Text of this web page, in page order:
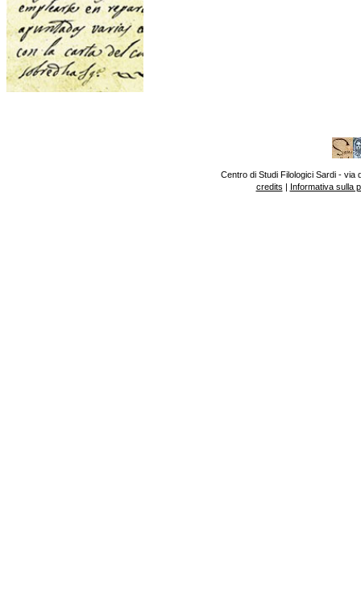
Centro di Studi Filologici Sardi - via
credits | Informativa sulla